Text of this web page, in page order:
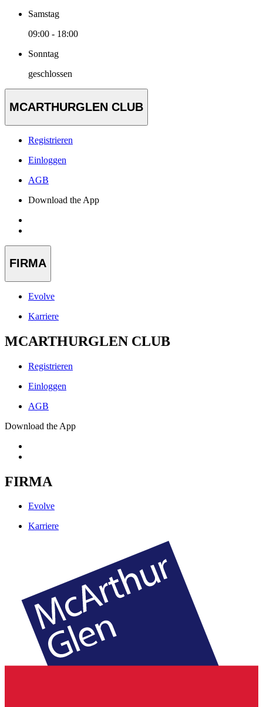
Samstag
09:00 - 18:00
Sonntag
geschlossen
MCARTHURGLEN CLUB
Registrieren
Einloggen
AGB
Download the App
FIRMA
Evolve
Karriere
MCARTHURGLEN CLUB
Registrieren
Einloggen
AGB
Download the App
FIRMA
Evolve
Karriere